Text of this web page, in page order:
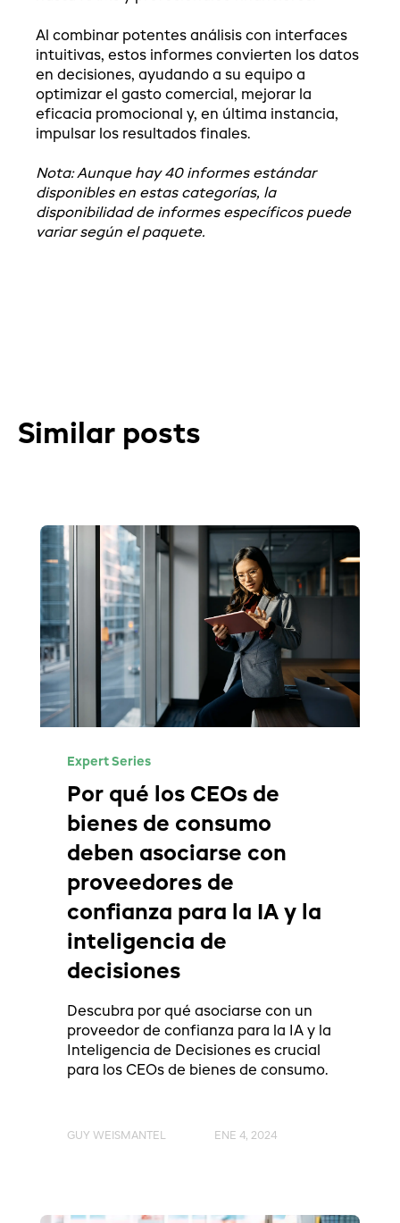
Al combinar potentes análisis con interfaces
intuitivas, estos informes convierten los datos
en decisiones, ayudando a su equipo a
optimizar el gasto comercial, mejorar la
eficacia promocional y, en última instancia,
impulsar los resultados finales.
Nota: Aunque hay 40 informes estándar
disponibles en estas categorías, la
disponibilidad de informes específicos puede
variar según el paquete.
Similar posts
Expert Series
Por qué los CEOs de
bienes de consumo
deben asociarse con
proveedores de
confianza para la IA y la
inteligencia de
decisiones
Descubra por qué asociarse con un
proveedor de confianza para la IA y la
Inteligencia de Decisiones es crucial
para los CEOs de bienes de consumo.
GUY WEISMANTEL ENE 4, 2024